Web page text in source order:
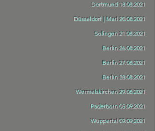
Dortmund18.08.2021
Düsseldorf | Marl20.08.2021
Solingen21.08.2021
Berlin26.08.2021
Berlin27.08.2021
Berlin28.08.2021
Wermelskirchen29.08.2021
Paderborn05.09.2021
Wuppertal09.09.2021